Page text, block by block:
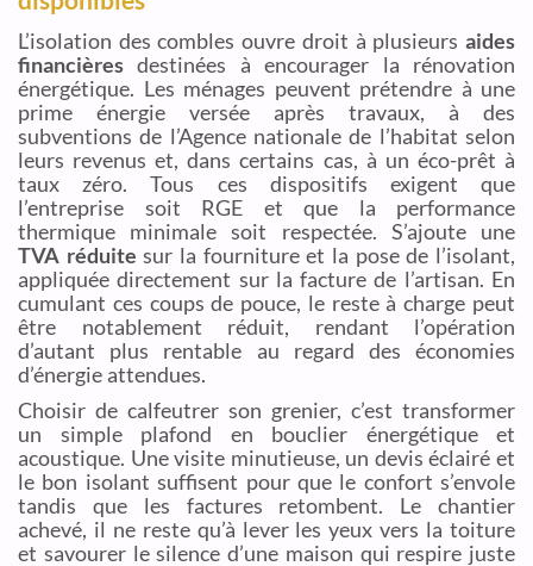
L’isolation des combles ouvre droit à plusieurs aides
financières destinées à encourager la rénovation
énergétique. Les ménages peuvent prétendre à une
prime énergie versée après travaux, à des
subventions de l’Agence nationale de l’habitat selon
leurs revenus et, dans certains cas, à un éco-prêt à
taux zéro. Tous ces dispositifs exigent que
l’entreprise soit RGE et que la performance
thermique minimale soit respectée. S’ajoute une
TVA réduite sur la fourniture et la pose de l’isolant,
appliquée directement sur la facture de l’artisan. En
cumulant ces coups de pouce, le reste à charge peut
être notablement réduit, rendant l’opération
d’autant plus rentable au regard des économies
d’énergie attendues.
Choisir de calfeutrer son grenier, c’est transformer
un simple plafond en bouclier énergétique et
acoustique. Une visite minutieuse, un devis éclairé et
le bon isolant suffisent pour que le confort s’envole
tandis que les factures retombent. Le chantier
achevé, il ne reste qu’à lever les yeux vers la toiture
et savourer le silence d’une maison qui respire juste